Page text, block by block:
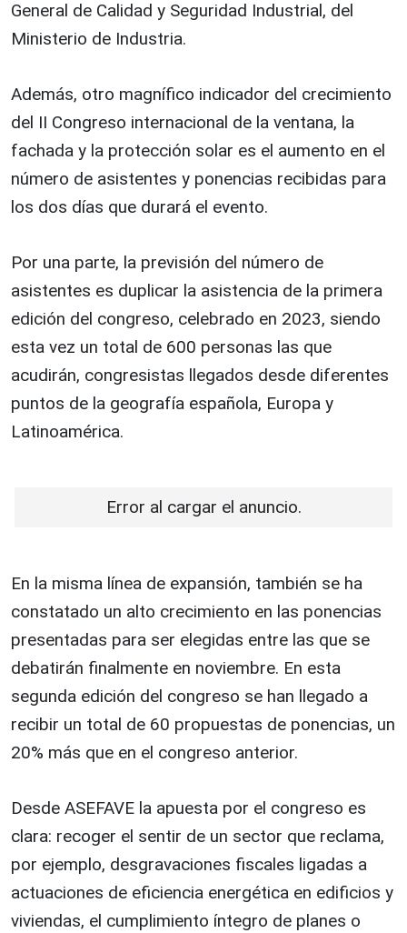
General de Calidad y Seguridad Industrial, del
Ministerio de Industria.
Además, otro magnífico indicador del crecimiento
del II Congreso internacional de la ventana, la
fachada y la protección solar es el aumento en el
número de asistentes y ponencias recibidas para
los dos días que durará el evento.
Por una parte, la previsión del número de
asistentes es duplicar la asistencia de la primera
edición del congreso, celebrado en 2023, siendo
esta vez un total de 600 personas las que
acudirán, congresistas llegados desde diferentes
puntos de la geografía española, Europa y
Latinoamérica.
Error al cargar el anuncio.
En la misma línea de expansión, también se ha
constatado un alto crecimiento en las ponencias
presentadas para ser elegidas entre las que se
debatirán finalmente en noviembre. En esta
segunda edición del congreso se han llegado a
recibir un total de 60 propuestas de ponencias, un
20% más que en el congreso anterior.
Desde ASEFAVE la apuesta por el congreso es
clara: recoger el sentir de un sector que reclama,
por ejemplo, desgravaciones fiscales ligadas a
actuaciones de eficiencia energética en edificios y
viviendas, el cumplimiento íntegro de planes o